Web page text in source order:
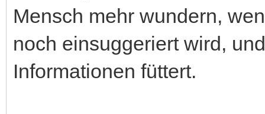
Mensch mehr wundern,
noch einsuggeriert wird,
Informationen füttert.